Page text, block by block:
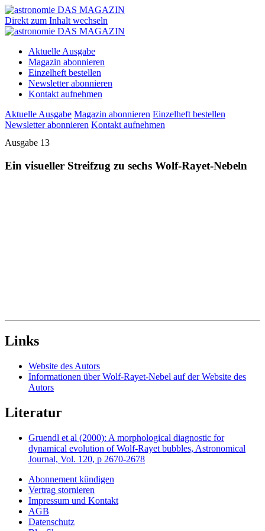
Direkt zum Inhalt wechseln
Aktuelle Ausgabe
Magazin abonnieren
Einzelheft bestellen
Newsletter abonnieren
Kontakt aufnehmen
Aktuelle Ausgabe Magazin abonnieren Einzelheft bestellen
Newsletter abonnieren Kontakt aufnehmen
Ausgabe 13
Ein visueller Streifzug zu sechs Wolf-Rayet-Nebeln
Links
Website des Autors
Informationen über Wolf-Rayet-Nebel auf der Website des
Autors
Literatur
Gruendl et al (2000): A morphological diagnostic for
dynamical evolution of Wolf-Rayet bubbles, Astronomical
Journal, Vol. 120, p 2670-2678
Abonnement kündigen
Vertrag stornieren
Impressum und Kontakt
AGB
Datenschutz